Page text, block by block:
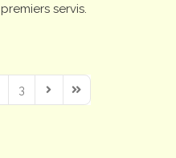
servis.
3
Next PageLast Page